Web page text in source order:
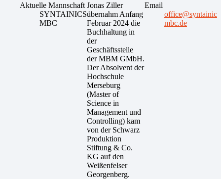
Aktuelle Mannschaft
SYNTAINICS
MBC
Jonas Ziller
übernahm Anfang
Februar 2024 die
Buchhaltung in
der
Geschäftsstelle
der MBM GMbH.
Der Absolvent der
Hochschule
Merseburg
(Master of
Science in
Management und
Controlling) kam
von der Schwarz
Produktion
Stiftung & Co.
KG auf den
Weißenfelser
Georgenberg.
Email
mbc.de